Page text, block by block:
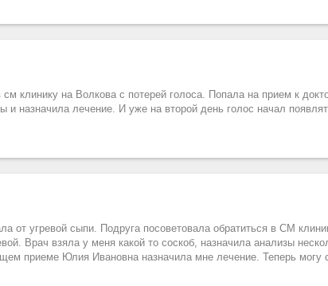
клинику на Волкова с потерей голоса. Попала на прием к
и назначила лечение. И уже на второй день голос начал
от угревой сыпи. Подруга посоветовала обратиться в СМ
Врач взяла у меня какой то соскоб, назначила анализы
приеме Юлия Ивановна назначила мне лечение. Теперь могу